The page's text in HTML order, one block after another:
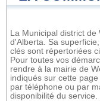
La Municipal district de
d'Alberta. Sa
clés sont répertoriées
Pour toutes vos
rendre à la mairie de
indiqués sur cette
par téléphone ou par
disponibilité du service.